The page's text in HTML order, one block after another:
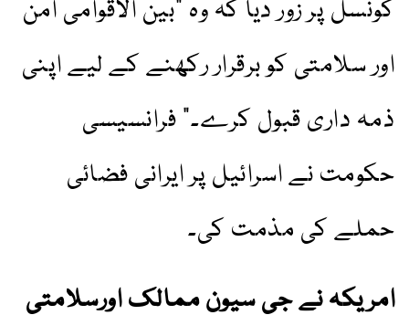
کونسل پر زور دیا کہ وہ "بین الاقوامی امن
اور سلامتی کو برقرار رکھنے کے لیے اپنی
ذمہ داری قبول کرے۔” فرانسیسی
حکومت نے اسرائیل پر ایرانی فضائی
حملے کی مذمت کی۔
امریکہ نے جی سیون ممالک اورسلامتی